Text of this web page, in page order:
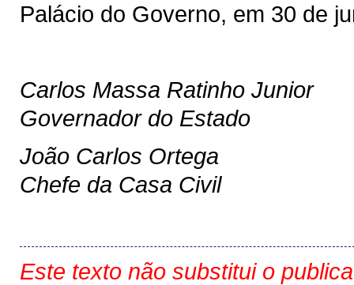
Palácio do Governo, em 30 de
Carlos Massa Ratinho Junior
Governador do Estado
João Carlos Ortega
Chefe da Casa Civil
Este texto não substitui o